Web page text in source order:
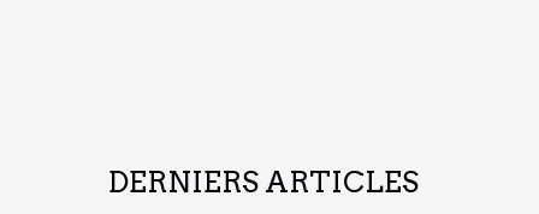
DERNIERS ARTICLES